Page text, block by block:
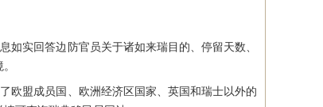
实回答边防官员关于诸如来瑞目的、停留天数、
盟成员国、欧洲经济区国家、英国和瑞士以外的